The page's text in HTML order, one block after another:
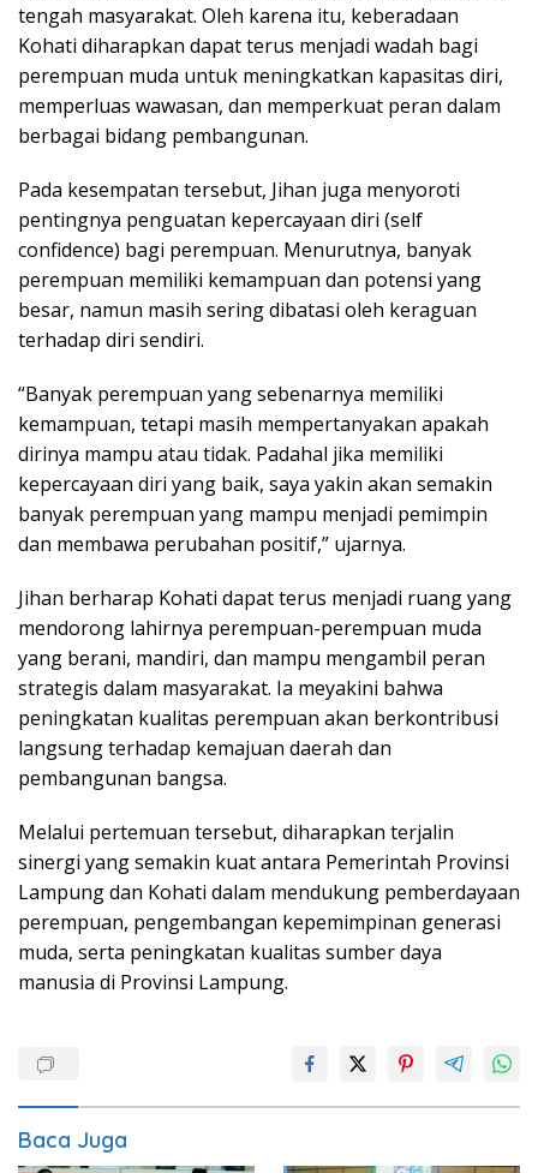
tengah masyarakat. Oleh karena itu, keberadaan
Kohati diharapkan dapat terus menjadi wadah bagi
perempuan muda untuk meningkatkan kapasitas diri,
memperluas wawasan, dan memperkuat peran dalam
berbagai bidang pembangunan.
Pada kesempatan tersebut, Jihan juga menyoroti
pentingnya penguatan kepercayaan diri (self
confidence) bagi perempuan. Menurutnya, banyak
perempuan memiliki kemampuan dan potensi yang
besar, namun masih sering dibatasi oleh keraguan
terhadap diri sendiri.
“Banyak perempuan yang sebenarnya memiliki
kemampuan, tetapi masih mempertanyakan apakah
dirinya mampu atau tidak. Padahal jika memiliki
kepercayaan diri yang baik, saya yakin akan semakin
banyak perempuan yang mampu menjadi pemimpin
dan membawa perubahan positif,” ujarnya.
Jihan berharap Kohati dapat terus menjadi ruang yang
mendorong lahirnya perempuan-perempuan muda
yang berani, mandiri, dan mampu mengambil peran
strategis dalam masyarakat. Ia meyakini bahwa
peningkatan kualitas perempuan akan berkontribusi
langsung terhadap kemajuan daerah dan
pembangunan bangsa.
Melalui pertemuan tersebut, diharapkan terjalin
sinergi yang semakin kuat antara Pemerintah Provinsi
Lampung dan Kohati dalam mendukung pemberdayaan
perempuan, pengembangan kepemimpinan generasi
muda, serta peningkatan kualitas sumber daya
manusia di Provinsi Lampung.
Baca Juga